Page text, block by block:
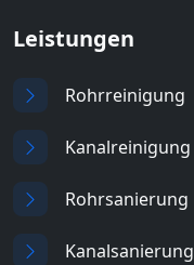
Leistungen
Rohrreinigung
Kanalreinigung
Rohrsanierung
Kanalsanierung